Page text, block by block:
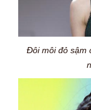
Đôi môi đỏ sậm